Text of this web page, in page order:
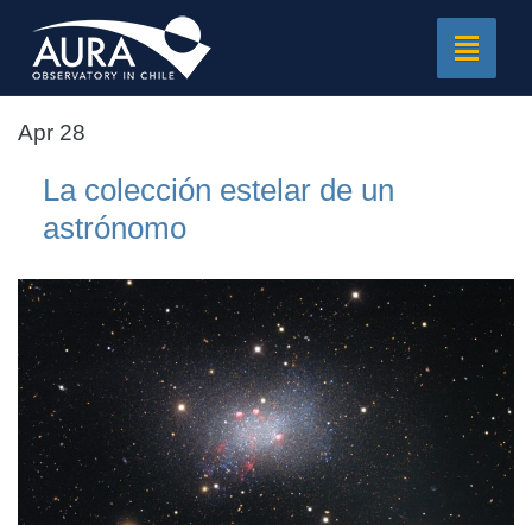
Toggle
Apr 28
La colección estelar de un
astrónomo